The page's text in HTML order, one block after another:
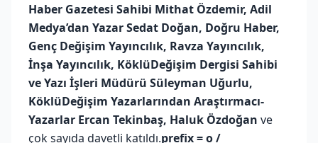
Haber Gazetesi Sahibi Mithat Özdemir, Adil
Medya’dan Yazar Sedat Doğan, Doğru Haber,
Genç Değişim Yayıncılık, Ravza Yayıncılık,
İnşa Yayıncılık, KöklüDeğişim Dergisi Sahibi
ve Yazı İşleri Müdürü Süleyman Uğurlu,
KöklüDeğişim Yazarlarından Araştırmacı-
Yazarlar Ercan Tekinbaş, Haluk Özdoğan ve
çok sayıda davetli katıldı.prefix = o /